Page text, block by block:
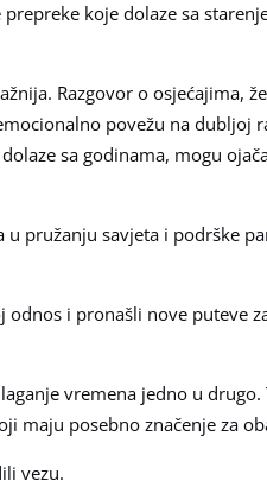
koje dolaze sa
Razgovor o osjećajima,
povežu na dubljoj
sa godinama, mogu
u pružanju savjeta i podrške
i pronašli nove puteve
vremena jedno u drugo.
maju posebno značenje za
vezu.